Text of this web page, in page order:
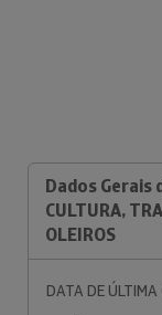
Dados Gerais
CULTURA,
OLEIROS
DATA DE ÚLTIMA